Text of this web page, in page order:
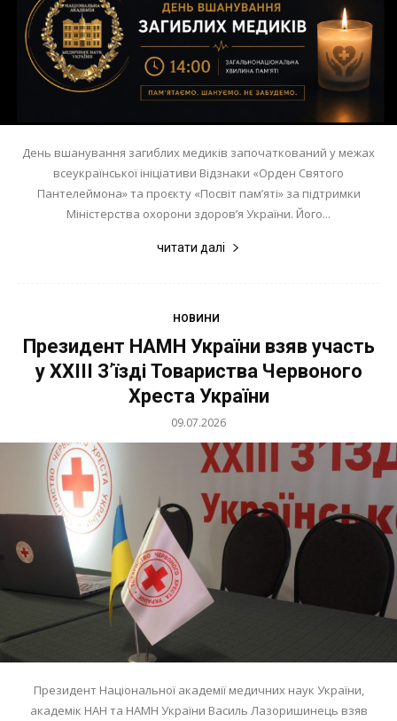
День вшанування загиблих медиків започаткований у межах
всеукраїнської ініціативи Відзнаки «Орден Святого
Пантелеймона» та проєкту «Посвіт пам’яті» за підтримки
Міністерства охорони здоров’я України. Його...
читати далі
НОВИНИ
Президент НАМН України взяв участь
у ХХІІІ З’їзді Товариства Червоного
Хреста України
09.07.2026
Президент Національної академії медичних наук України,
академік НАН та НАМН України Василь Лазоришинець взяв